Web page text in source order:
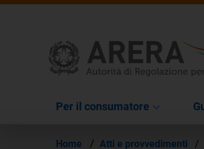
Per il consumatore
Home / Atti e provvedimenti /